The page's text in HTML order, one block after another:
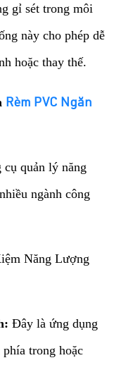
gỉ sét trong môi
này cho phép dễ
hoặc thay thế.
Rèm PVC Ngăn
quản lý năng
ngành công
Năng Lượng
Đây là ứng dụng
trong hoặc